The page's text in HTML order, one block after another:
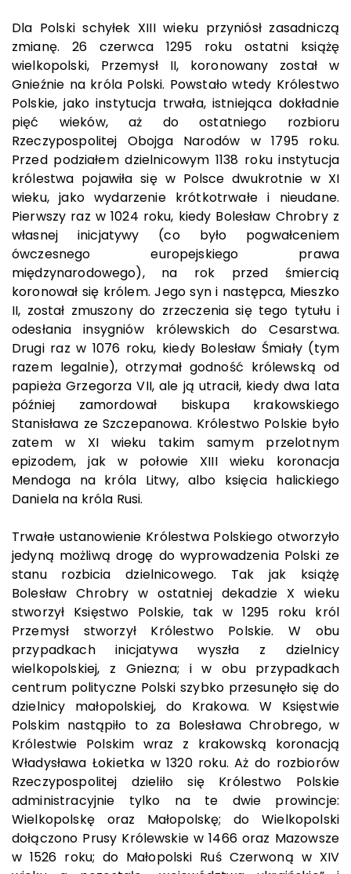
Dla Polski schyłek XIII wieku przyniósł zasadniczą
zmianę. 26 czerwca 1295 roku ostatni książę
wielkopolski, Przemysł II, koronowany został w
Gnieźnie na króla Polski. Powstało wtedy Królestwo
Polskie, jako instytucja trwała, istniejąca dokładnie
pięć wieków, aż do ostatniego rozbioru
Rzeczypospolitej Obojga Narodów w 1795 roku.
Przed podziałem dzielnicowym 1138 roku instytucja
królestwa pojawiła się w Polsce dwukrotnie w XI
wieku, jako wydarzenie krótkotrwałe i nieudane.
Pierwszy raz w 1024 roku, kiedy Bolesław Chrobry z
własnej inicjatywy (co było pogwałceniem
ówczesnego europejskiego prawa
międzynarodowego), na rok przed śmiercią
koronował się królem. Jego syn i następca, Mieszko
II, został zmuszony do zrzeczenia się tego tytułu i
odesłania insygniów królewskich do Cesarstwa.
Drugi raz w 1076 roku, kiedy Bolesław Śmiały (tym
razem legalnie), otrzymał godność królewską od
papieża Grzegorza VII, ale ją utracił, kiedy dwa lata
później zamordował biskupa krakowskiego
Stanisława ze Szczepanowa. Królestwo Polskie było
zatem w XI wieku takim samym przelotnym
epizodem, jak w połowie XIII wieku koronacja
Mendoga na króla Litwy, albo księcia halickiego
Daniela na króla Rusi.
Trwałe ustanowienie Królestwa Polskiego otworzyło
jedyną możliwą drogę do wyprowadzenia Polski ze
stanu rozbicia dzielnicowego. Tak jak książę
Bolesław Chrobry w ostatniej dekadzie X wieku
stworzył Księstwo Polskie, tak w 1295 roku król
Przemysł stworzył Królestwo Polskie. W obu
przypadkach inicjatywa wyszła z dzielnicy
wielkopolskiej, z Gniezna; i w obu przypadkach
centrum polityczne Polski szybko przesunęło się do
dzielnicy małopolskiej, do Krakowa. W Księstwie
Polskim nastąpiło to za Bolesława Chrobrego, w
Królestwie Polskim wraz z krakowską koronacją
Władysława Łokietka w 1320 roku. Aż do rozbiorów
Rzeczypospolitej dzieliło się Królestwo Polskie
administracyjnie tylko na te dwie prowincje:
Wielkopolskę oraz Małopolskę; do Wielkopolski
dołączono Prusy Królewskie w 1466 oraz Mazowsze
w 1526 roku; do Małopolski Ruś Czerwoną w XIV